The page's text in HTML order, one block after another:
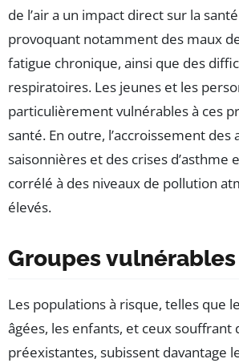
de l’air a un impact direct sur la
provoquant notamment des maux
fatigue chronique, ainsi que des
respiratoires. Les jeunes et les
particulièrement vulnérables à ces
santé. En outre, l’accroissement des
saisonnières et des crises d’asthme
corrélé à des niveaux de pollution
élevés.
Groupes vulnérables
Les populations à risque, telles que
âgées, les enfants, et ceux souffrant
préexistantes, subissent davantage